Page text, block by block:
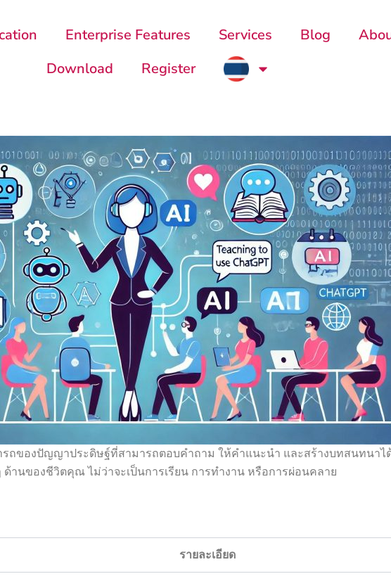
Enterprise Features Services Blog
Download
Register
รถของปัญญาประดิษฐ์ที่สามารถตอบคำถาม ให้คำแนะนำ และสร้างบทสนทนา
านของชีวิตคุณ ไม่ว่าจะเป็นการเรียน การทำงาน หรือการผ่อนคลาย
รายละเอียด